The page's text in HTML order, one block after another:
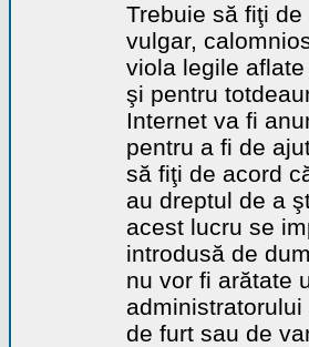
Trebuie să fiţi
vulgar,
viola legile
şi pentru
Internet va fi
pentru a fi de
să fiţi de acord
au dreptul de a
acest lucru se
introdusă de
nu vor fi arătate
de furt sau de